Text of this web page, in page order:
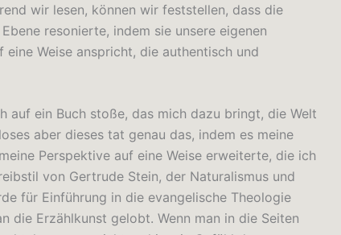
wir lesen, können wir feststellen, dass die
resonierte, indem sie unsere eigenen
Weise anspricht, die authentisch und
auf ein Buch stoße, das mich dazu bringt, die Welt
aber dieses tat genau das, indem es meine
Perspektive auf eine Weise erweiterte, die ich
von Gertrude Stein, der Naturalismus und
für Einführung in die evangelische Theologie
die Erzählkunst gelobt. Wenn man in die Seiten